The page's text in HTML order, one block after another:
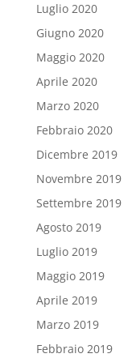
Luglio 2020
Giugno 2020
Maggio 2020
Aprile 2020
Marzo 2020
Febbraio 2020
Dicembre 2019
Novembre 2019
Settembre 2019
Agosto 2019
Luglio 2019
Maggio 2019
Aprile 2019
Marzo 2019
Febbraio 2019